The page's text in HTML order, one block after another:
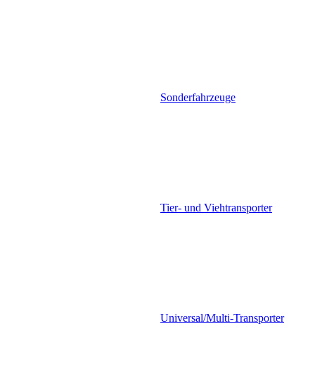
Sonderfahrzeuge
Tier- und Viehtransporter
Universal/Multi-Transporter